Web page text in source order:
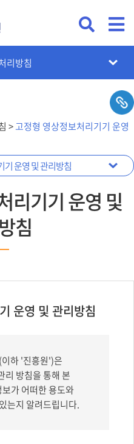
관
리방침
수집거부
책
선의견
맵록
ARS
ARS
>고정형 영상정보처리기기 운영
리방침
운영 및 관리방침
리기기 운영 및
침
운영 및 관리방침
하 '진흥원')은
리 방침을 통해 본
가 어떠한 용도와
는지 알려드립니다.